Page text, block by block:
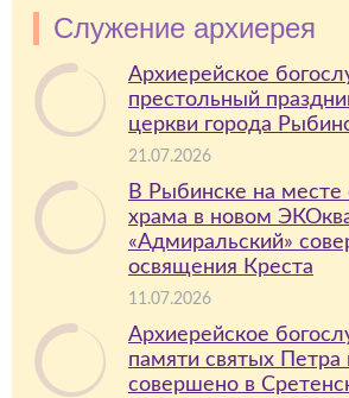
Служение архиерея
Архиерейское
престольный
церкви города
21.07.2026
В Рыбинске на месте
храма в новом
«Адмиральский»
освящения Креста
11.07.2026
Архиерейское
памяти святых
совершено в